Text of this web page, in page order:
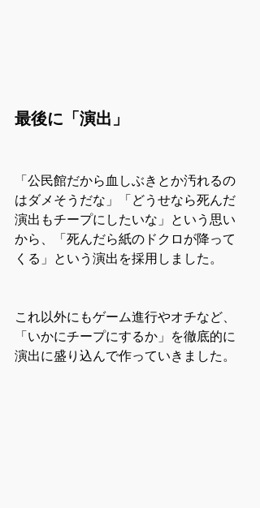
最後に「演出」
「公民館だから血しぶきとか汚れるの
はダメそうだな」「どうせなら死んだ
演出もチープにしたいな」という思い
から、「死んだら紙のドクロが降って
くる」という演出を採用しました。
これ以外にもゲーム進行やオチなど、
「いかにチープにするか」を徹底的に
演出に盛り込んで作っていきました。